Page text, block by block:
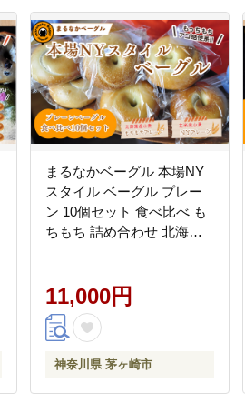
まるなかベーグル 本場NY
スタイル ベーグル プレー
ン 10個セット 食べ比べ も
ちもち 詰め合わせ 北海道
グルメ 送料無料 神奈川県
茅ヶ崎市
11,000円
神奈川県 茅ヶ崎市